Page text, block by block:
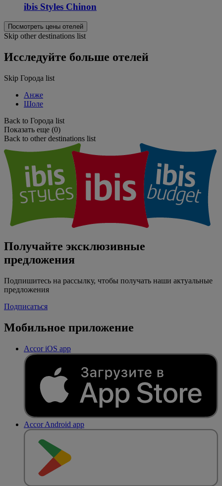
ibis Styles Chinon
Посмотреть цены отелей
Skip other destinations list
Исследуйте больше отелей
Skip Города list
Анже
Шоле
Back to Города list
Показать еще (0)
Back to other destinations list
Получайте эксклюзивные
предложения
Подпишитесь на рассылку, чтобы получать наши актуальные
предложения
Подписаться
Мобильное приложение
Accor iOS app
Accor Android app